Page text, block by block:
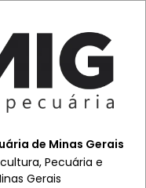
de Minas Gerais
Pecuária e
Gerais